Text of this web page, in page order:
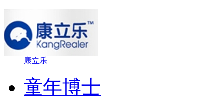
康立乐
童年博士